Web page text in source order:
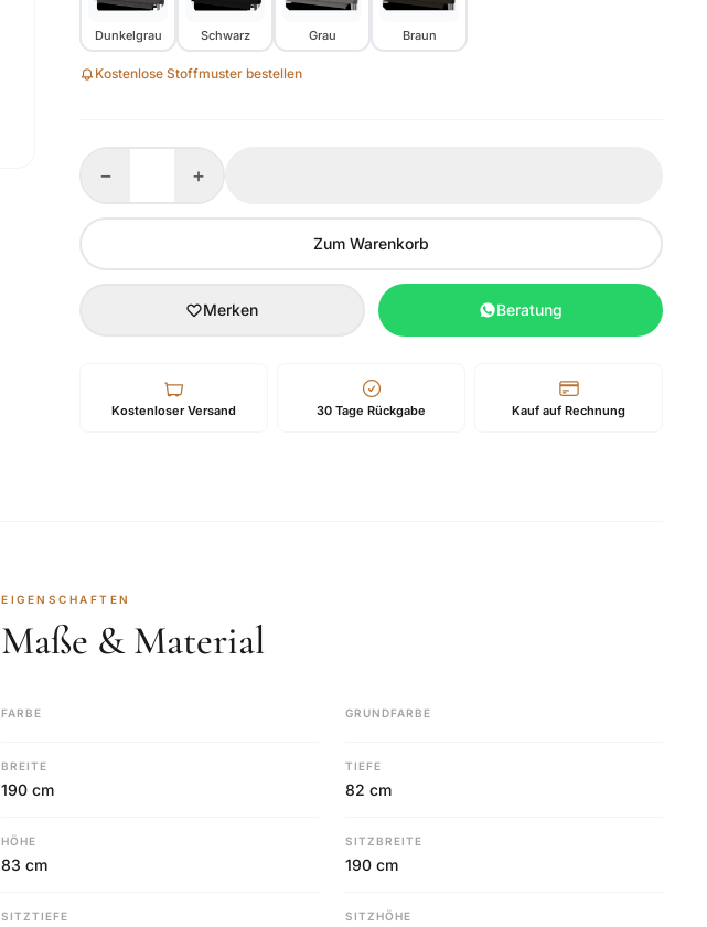
Dunkelgrau Schwarz Grau Braun
Kostenlose Stoffmuster bestellen
− +
Zum Warenkorb
Merken Beratung
Kostenloser Versand 30 Tage Rückgabe Kauf auf Rechnung
EIGENSCHAFTEN
Maße & Material
FARBE GRUNDFARBE
BREITE
190 cm
TIEFE
82 cm
HÖHE
83 cm
SITZBREITE
190 cm
SITZTIEFE SITZHÖHE